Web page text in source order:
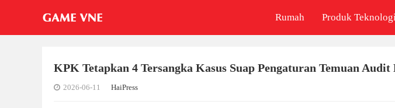
Rumah Produk
KPK Tetapkan 4 Tersangka Kasus Suap Pengaturan Temuan Audit
2026-06-11 HaiPress